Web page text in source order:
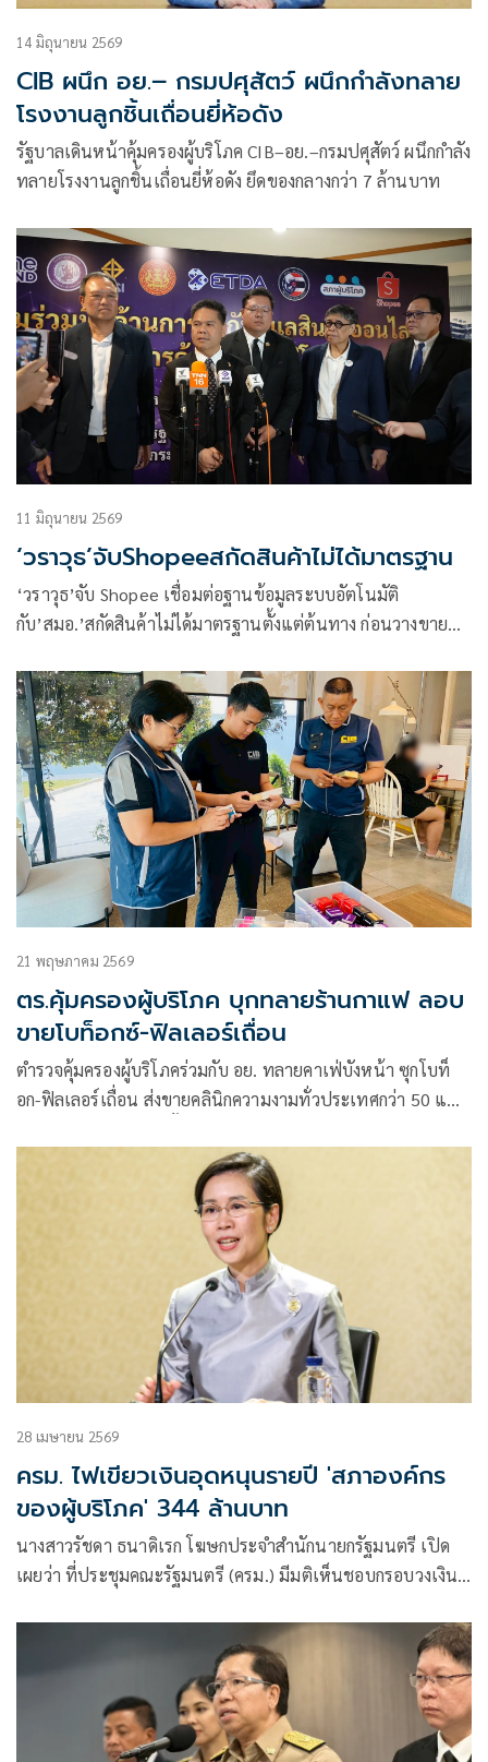
14 มิถุนายน 2569
CIB ผนึก อย.– กรมปศุสัตว์ ผนึกกำลังทลาย
โรงงานลูกชิ้นเถื่อนยี่ห้อดัง
รัฐบาลเดินหน้าคุ้มครองผู้บริโภค CIB–อย.–กรมปศุสัตว์ ผนึกกำลัง
ทลายโรงงานลูกชิ้นเถื่อนยี่ห้อดัง ยึดของกลางกว่า 7 ล้านบาท
11 มิถุนายน 2569
‘วราวุธ’จับShopeeสกัดสินค้าไม่ได้มาตรฐาน
‘วราวุธ’จับ Shopee เชื่อมต่อฐานข้อมูลระบบอัตโนมัติ
กับ’สมอ.’สกัดสินค้าไม่ได้มาตรฐานตั้งแต่ต้นทาง ก่อนวางขายบน
21 พฤษภาคม 2569
ตร.คุ้มครองผู้บริโภค บุกทลายร้านกาแฟ ลอบ
ขายโบท็อกซ์-ฟิลเลอร์เถื่อน
ตำรวจคุ้มครองผู้บริโภคร่วมกับ อย. ทลายคาเฟ่บังหน้า ซุกโบท็
อก-ฟิลเลอร์เถื่อน ส่งขายคลินิกความงามทั่วประเทศกว่า 50 แห่ง
28 เมษายน 2569
ครม. ไฟเขียวเงินอุดหนุนรายปี 'สภาองค์กร
ของผู้บริโภค' 344 ล้านบาท
นางสาวรัชดา ธนาดิเรก โฆษกประจำสำนักนายกรัฐมนตรี เปิด
เผยว่า ที่ประชุมคณะรัฐมนตรี (ครม.) มีมติเห็นชอบกรอบวงเงิน